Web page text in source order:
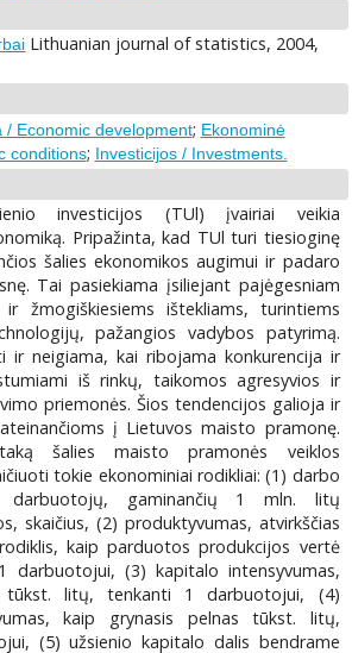
Lithuanian journal of statistics, 2004,
/ Economic development; Ekonominė
conditions; Investicijos / Investments.
investicijos (TUl) įvairiai veikia
Pripažinta, kad TUl turi tiesioginę
šalies ekonomikos augimui ir padaro
Tai pasiekiama įsiliejant pajėgesniam
ir žmogiškiesiems ištekliams, turintiems
pažangios vadybos patyrimą.
ir neigiama, kai ribojama konkurencija ir
iš rinkų, taikomos agresyvios ir
priemonės. Šios tendencijos galioja ir
į Lietuvos maisto pramonę.
šalies maisto pramonės veiklos
tokie ekonominiai rodikliai: (1) darbo
darbuotojų, gaminančių 1 mln. litų
skaičius, (2) produktyvumas, atvirkščias
kaip parduotos produkcijos vertė
darbuotojui, (3) kapitalo intensyvumas,
litų, tenkanti 1 darbuotojui, (4)
kaip grynasis pelnas tūkst. litų,
(5) užsienio kapitalo dalis bendrame